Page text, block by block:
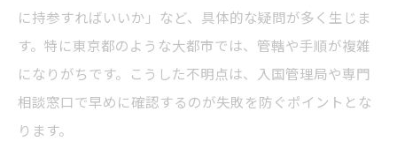
に持参すればいいか」など、具体的な疑問が多く生じま
す。特に東京都のような大都市では、管轄や手順が複雑
になりがちです。こうした不明点は、入国管理局や専門
相談窓口で早めに確認するのが失敗を防ぐポイントとな
ります。